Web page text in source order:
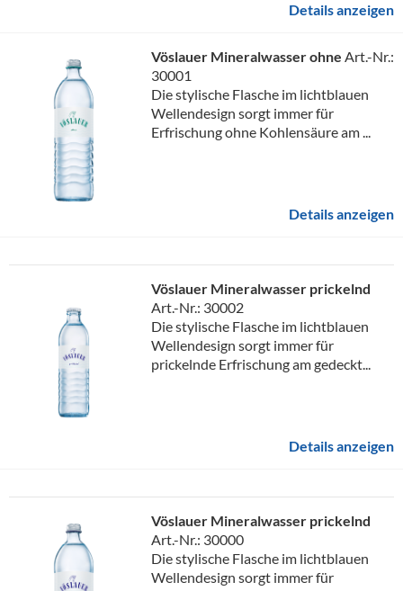
Details anzeigen
Vöslauer Mineralwasser ohne Art.-Nr.:
30001
Die stylische Flasche im lichtblauen
Wellendesign sorgt immer für
Erfrischung ohne Kohlensäure am ...
Details anzeigen
Vöslauer Mineralwasser prickelnd
Art.-Nr.: 30002
Die stylische Flasche im lichtblauen
Wellendesign sorgt immer für
prickelnde Erfrischung am gedeckt...
Details anzeigen
Vöslauer Mineralwasser prickelnd
Art.-Nr.: 30000
Die stylische Flasche im lichtblauen
Wellendesign sorgt immer für